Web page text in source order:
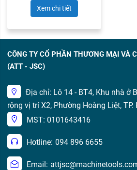
Xem chi tiết
CÔNG TY CỔ PHẦN THƯƠNG MẠI VÀ
(ATT - JSC)
Địa chỉ: Lô 14 - BT4, Khu nhà ở
rộng vị trí X2, Phường Hoàng Liệt, TP.
MST: 0101643416
Hotline: 094 896 6655
Email: